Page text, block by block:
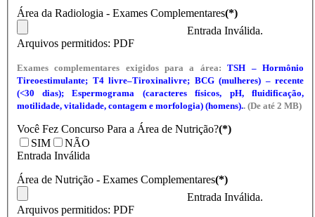
Área da Radiologia - Exames Complementares(*)
Entrada Inválida.
Arquivos permitidos: PDF
Exames complementares exigidos para a área: TSH – Hormônio
Tireoestimulante; T4 livre–Tiroxinalivre; BCG (mulheres) – recente
(<30 dias); Espermograma (caracteres físicos, pH, fluidificação,
motilidade, vitalidade, contagem e morfologia) (homens).. (De até 2 MB)
Você Fez Concurso Para a Área de Nutrição?(*)
SIM
NÃO
Entrada Inválida
Área de Nutrição - Exames Complementares(*)
Entrada Inválida.
Arquivos permitidos: PDF